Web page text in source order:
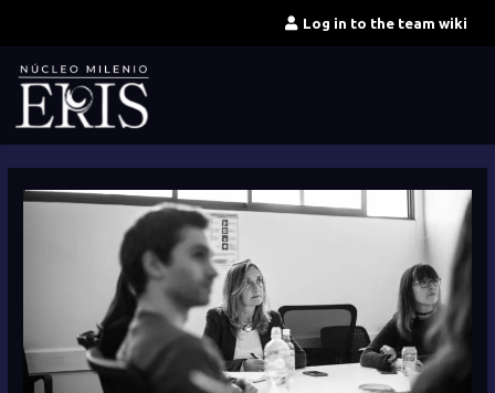
content
Log in to the team wiki